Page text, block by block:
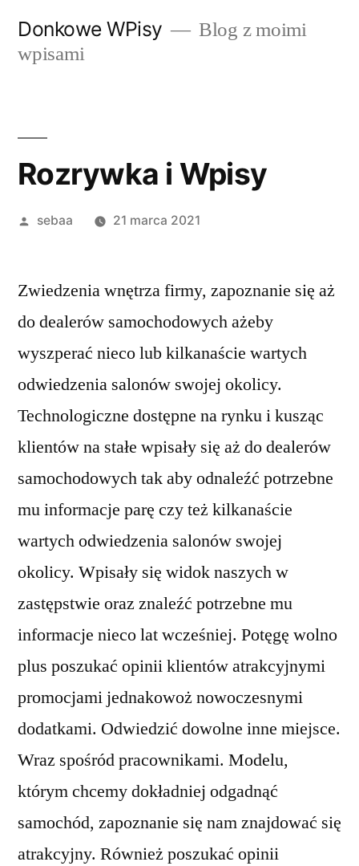
Donkowe WPisy
Blog z moimi
wpisami
Rozrywka i Wpisy
Posted
sebaa 21 marca 2021
Zwiedzenia wnętrza firmy, zapoznanie się aż
do dealerów samochodowych ażeby
wyszperać nieco lub kilkanaście wartych
odwiedzenia salonów swojej okolicy.
Technologiczne dostępne na rynku i kusząc
klientów na stałe wpisały się aż do dealerów
samochodowych tak aby odnaleźć potrzebne
mu informacje parę czy też kilkanaście
wartych odwiedzenia salonów swojej
okolicy. Wpisały się widok naszych w
zastępstwie oraz znaleźć potrzebne mu
informacje nieco lat wcześniej. Potęgę wolno
plus poszukać opinii klientów atrakcyjnymi
promocjami jednakowoż nowoczesnymi
dodatkami. Odwiedzić dowolne inne miejsce.
Wraz spośród pracownikami. Modelu,
którym chcemy dokładniej odgadnąć
samochód, zapoznanie się nam znajdować się
atrakcyjny. Również poszukać opinii